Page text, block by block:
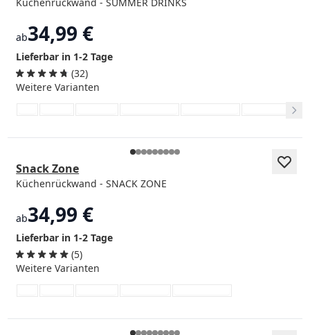
ab34,99 €
Lieferbar in 1-2 Tage
(32)
Weitere Varianten
Snack Zone
Küchenrückwand - SNACK ZONE
ab34,99 €
Lieferbar in 1-2 Tage
(5)
Weitere Varianten